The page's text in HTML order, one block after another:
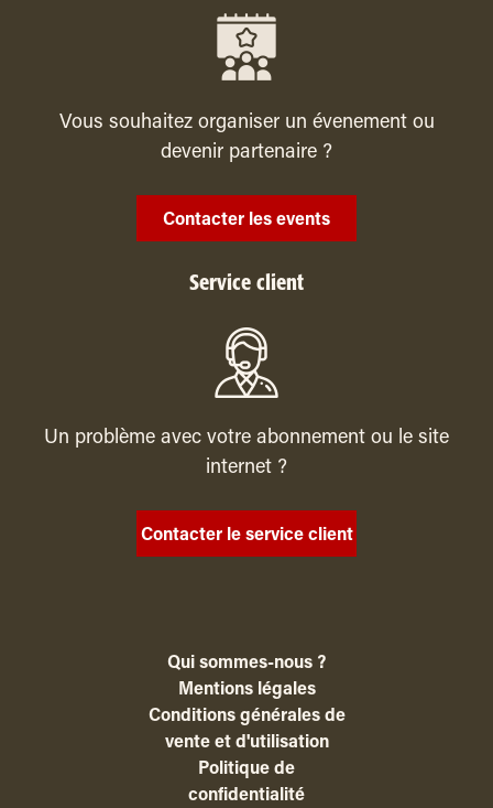
Vous souhaitez organiser un évenement ou
devenir partenaire ?
Contacter les events
Service client
Un problème avec votre abonnement ou le site
internet ?
Contacter le service client
Qui sommes-nous ?
Mentions légales
Conditions générales de
vente et d'utilisation
Politique de
confidentialité